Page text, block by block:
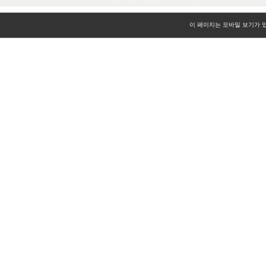
이 페이지는 모바일 보기가